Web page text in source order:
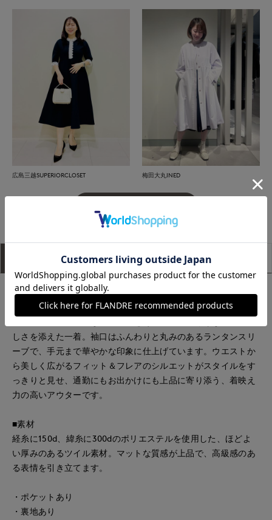
広島三越SUPERIORCLOSET 梅田大丸INED
アイテム説明 サイズ詳細 購入レビュー
■デザイン
ラベンダーとネイビーの2色展開のコートは、前中心と後ろの
しさを添えた一着。袖口はふんわりと丸みのあるランタンスリ
ーブで、手元まで華やかな印象に仕上げています。ウエストか
ら美しく広がるフィット＆フレアのシルエットがスタイルをす
っきりと見せ、通勤にもお出かけにも上品に寄り添う、着映え
力の高いアウターです。
■素材
経糸に150d、緯糸に300dのポリエステルを使用した、ほどよ
い厚みのあるツイル素材。マットな質感が上品で、高級感のあ
る表情を引き立てます。
・ポケットあり
・裏地あり